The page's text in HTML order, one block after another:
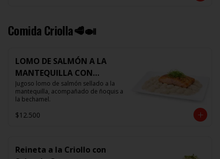
Comida Criolla🥩🍛
LOMO DE SALMÓN A LA
MANTEQUILLA CON
ÑOQUIS 🧈
Jugoso lomo de salmón sellado a la
mantequilla, acompañado de ñoquis a
la bechamel.
$12.500
Reineta a la Criollo con